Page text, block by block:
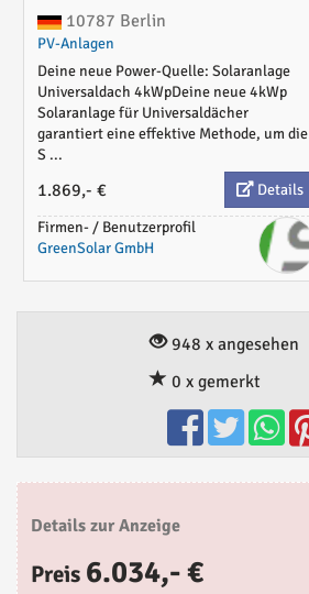
10787 Berlin
PV-Anlagen
Deine neue Power-Quelle: Solaranlage
Universaldach 4kWpDeine neue 4kWp
Solaranlage für Universaldächer
garantiert eine effektive Methode, um die
S ...
1.869,- €
Details
Firmen- / Benutzerprofil
GreenSolar GmbH
948 x angesehen
0 x gemerkt
Details zur Anzeige
Preis 6.034,- €